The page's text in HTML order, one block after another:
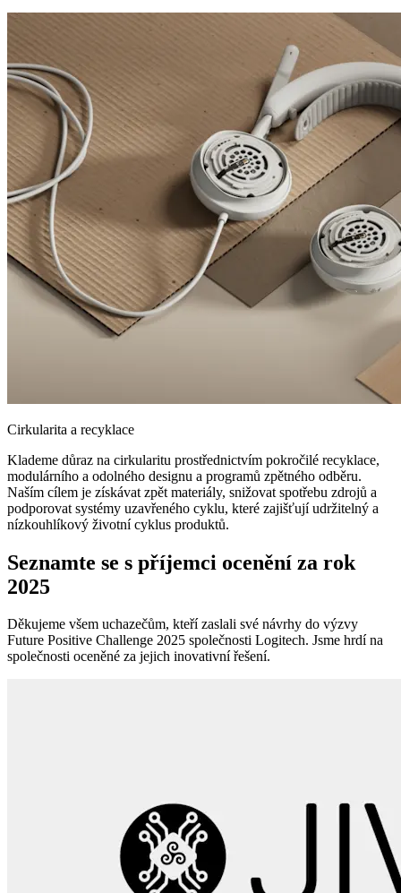
Cirkularita a recyklace
Klademe důraz na cirkularitu prostřednictvím pokročilé recyklace,
modulárního a odolného designu a programů zpětného odběru.
Naším cílem je získávat zpět materiály, snižovat spotřebu zdrojů a
podporovat systémy uzavřeného cyklu, které zajišťují udržitelný a
nízkouhlíkový životní cyklus produktů.
Seznamte se s příjemci ocenění za rok
2025
Děkujeme všem uchazečům, kteří zaslali své návrhy do výzvy
Future Positive Challenge 2025 společnosti Logitech. Jsme hrdí na
společnosti oceněné za jejich inovativní řešení.